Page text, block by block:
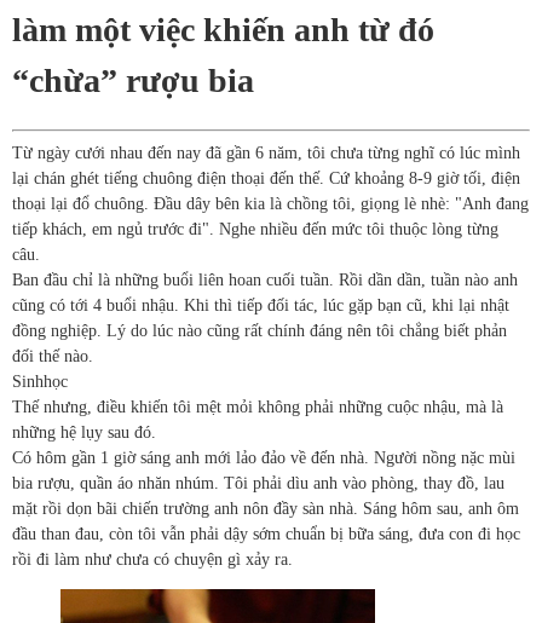
làm một việc khiến anh từ đó
“chừa” rượu bia
Từ ngày cưới nhau đến nay đã gần 6 năm, tôi chưa từng nghĩ có lúc mình
lại chán ghét tiếng chuông điện thoại đến thế. Cứ khoảng 8-9 giờ tối, điện
thoại lại đổ chuông. Đầu dây bên kia là chồng tôi, giọng lè nhè: "Anh đang
tiếp khách, em ngủ trước đi". Nghe nhiều đến mức tôi thuộc lòng từng
câu.
Ban đầu chỉ là những buổi liên hoan cuối tuần. Rồi dần dần, tuần nào anh
cũng có tới 4 buổi nhậu. Khi thì tiếp đối tác, lúc gặp bạn cũ, khi lại nhật
đồng nghiệp. Lý do lúc nào cũng rất chính đáng nên tôi chẳng biết phản
đối thế nào.
Sinhhọc
Thế nhưng, điều khiến tôi mệt mỏi không phải những cuộc nhậu, mà là
những hệ lụy sau đó.
Có hôm gần 1 giờ sáng anh mới lảo đảo về đến nhà. Người nồng nặc mùi
bia rượu, quần áo nhăn nhúm. Tôi phải dìu anh vào phòng, thay đồ, lau
mặt rồi dọn bãi chiến trường anh nôn đầy sàn nhà. Sáng hôm sau, anh ôm
đầu than đau, còn tôi vẫn phải dậy sớm chuẩn bị bữa sáng, đưa con đi học
rồi đi làm như chưa có chuyện gì xảy ra.